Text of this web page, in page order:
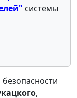
системы
,